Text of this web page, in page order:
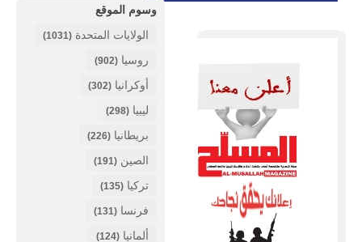
وسوم الموقع
الولايات المتحدة (1031)
روسيا (902)
أوكرانيا (302)
ليبيا (298)
بريطانيا (226)
الصين (191)
تركيا (135)
فرنسا (131)
ألمانيا (124)